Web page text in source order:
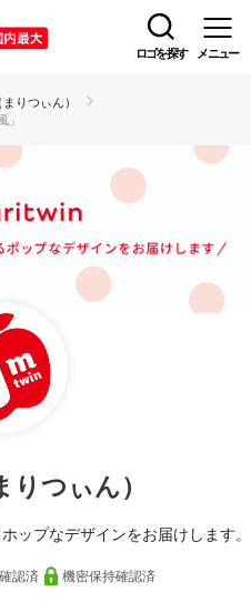
ロゴを探す メニュー
りつぃん）
」
つぃん）
ップなデザインをお届けします。
認済 機密保持確認済